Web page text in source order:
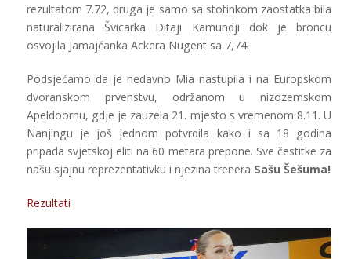
rezultatom 7.72, druga je samo sa stotinkom zaostatka bila
naturalizirana Švicarka Ditaji Kamundji dok je broncu
osvojila Jamajčanka Ackera Nugent sa 7,74.
Podsjećamo da je nedavno Mia nastupila i na Europskom
dvoranskom prvenstvu, održanom u nizozemskom
Apeldoornu, gdje je zauzela 21. mjesto s vremenom 8.11. U
Nanjingu je još jednom potvrdila kako i sa 18 godina
pripada svjetskoj eliti na 60 metara prepone. Sve čestitke za
našu sjajnu reprezentativku i njezina trenera Sašu Šešuma!
Rezultati